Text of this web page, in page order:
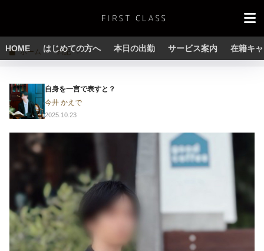
HOME はじめての方へ 本日の出勤 サービス案内 在籍キ
ホーム 日記
自身を一言で表すと？
今井 かえで
2025.10.23